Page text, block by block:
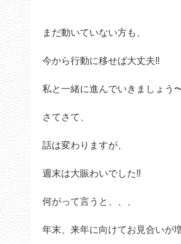
まだ動いていない方も、
今から行動に移せば大丈夫‼️
私と一緒に進んでいきましょう
さてさて、
話は変わりますが、
週末は大賑わいでした‼️
何がって言うと、、、
年末、来年に向けてお見合いが